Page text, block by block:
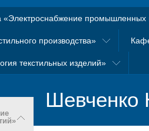
«Электроснабжение промышленных
производства»
текстильных изделий»
Шевченко